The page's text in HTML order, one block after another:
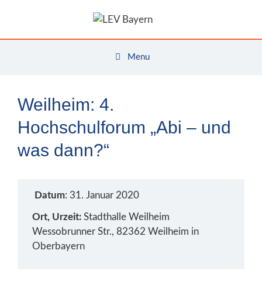
Menu
Weilheim: 4.
Hochschulforum „Abi – und
was dann?“
Datum: 31. Januar 2020
Ort, Urzeit: Stadthalle Weilheim
Wessobrunner Str., 82362 Weilheim in
Oberbayern